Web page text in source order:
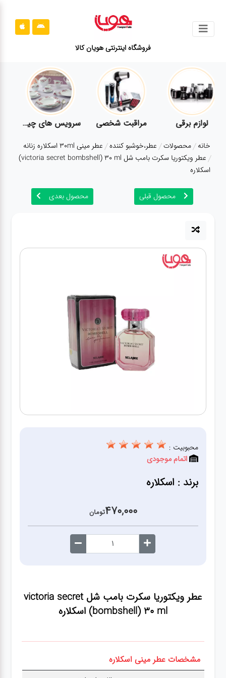
فروشگاه اینترنتی هویان کالا
محصولات
قوانین
سایت
ارتباط
باما
درباره
ما
لوازم برقی
مراقبت شخصی
قاشق و چنگال
لوازم متفرقه
آشپزخانه
زودپز،قابلمه،تابه
کلمن،فلاسک،قمقمه
بانکه،پاسماوری،جا
کتری قوری
زباله،سرویس
بهداشتی،حمام
لوازم برقی مراقبت شخصی
خانه محصولات عطر،خوشبو کننده عطر مینی 30ml اسکلاره زنانه
عطر ویکتوریا سکرت بامب شل victoria secret bombshell) 30 ml)
اسکلاره
محصول قبلی محصول بعدی
عطر ویکتوریا سکرت بامب شل victoria secret
bombshell) 30 ml) اسکلاره
مشخصات عطر مینی اسکلاره
محبوبیت :
اتمام موجودی
برند : اسکلاره
470,000تومان